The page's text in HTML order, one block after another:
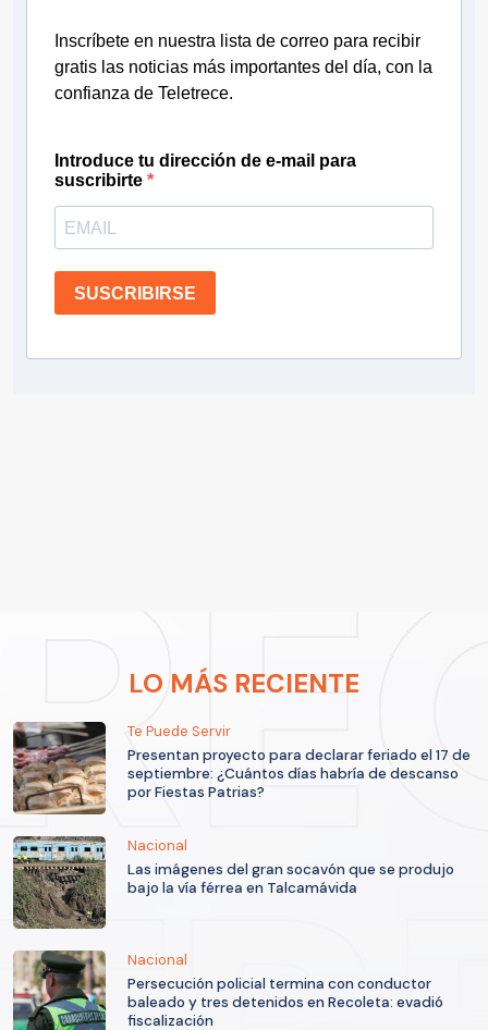
Inscríbete en nuestra lista de correo para recibir
gratis las noticias más importantes del día, con la
confianza de Teletrece.
Introduce tu dirección de e-mail para
suscribirte
SUSCRIBIRSE
LO MÁS RECIENTE
Te Puede Servir
Presentan proyecto para declarar feriado el 17 de
septiembre: ¿Cuántos días habría de descanso
por Fiestas Patrias?
Nacional
Las imágenes del gran socavón que se produjo
bajo la vía férrea en Talcamávida
Nacional
Persecución policial termina con conductor
baleado y tres detenidos en Recoleta: evadió
fiscalización